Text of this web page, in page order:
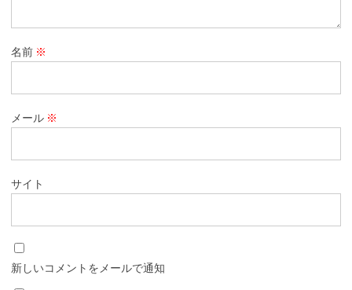
名前 ※
メール ※
サイト
新しいコメントをメールで通知